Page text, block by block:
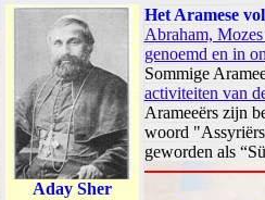
Aday Sher
Het Aramese
Abraham,
genoemd en in
Sommige
activiteiten van
Arameeërs zijn
woord
geworden als “Sü